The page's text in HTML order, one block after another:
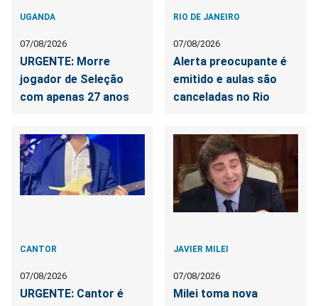
UGANDA
07/08/2026
URGENTE: Morre
jogador de Seleção
com apenas 27 anos
RIO DE JANEIRO
07/08/2026
Alerta preocupante é
emitido e aulas são
canceladas no Rio
CANTOR
07/08/2026
URGENTE: Cantor é
JAVIER MILEI
07/08/2026
Milei toma nova